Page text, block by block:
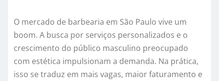
O mercado de barbearia em São Paulo vive um
boom. A busca por serviços personalizados e o
crescimento do público masculino preocupado
com estética impulsionam a demanda. Na prática,
isso se traduz em mais vagas, maior faturamento e